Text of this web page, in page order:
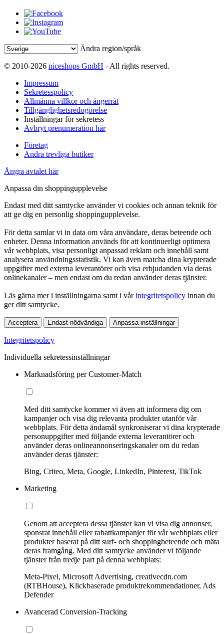
Ändra region/språk
© 2010-2026 niceshops GmbH - All rights reserved.
Impressum
Sekretesspolicy
Allmänna villkor och ångerrät
Tillgänglighetsredogörelse
Inställningar för sekretess
Avbryt prenumeration här
Företag
Andra trevliga butiker
Ångra avtalet här
Anpassa din shoppingupplevelse
Endast med ditt samtycke använder vi cookies och annan teknik för
att ge dig en personlig shoppingupplevelse.
För detta samlar vi in data om våra användare, deras beteende och
enheter. Denna information används för att kontinuerligt optimera
vår webbplats, visa personligt anpassad reklam och innehåll samt
analysera användningsstatistik. Vi kan även matcha dina krypterade
uppgifter med externa leverantörer och visa erbjudanden via deras
onlinekanaler – men endast om du redan använder deras tjänster.
Läs gärna mer i inställningarna samt i vårintegritetspolicy innan du
ger ditt samtycke.
Acceptera Endast nödvändiga Anpassa inställningar
Integritetspolicy
Individuella sekretessinställningar
Marknadsföring per Customer-Match
Med ditt samtycke kommer vi även att informera dig om
kampanjer och visa dig relevanta produkter utanför vår
webbplats. För detta ändamål synkroniserar vi dina krypterade
personuppgifter med följande externa leverantörer och
använder deras onlineannonseringskanaler om du redan
använder deras tjänster:
Bing, Criteo, Meta, Google, LinkedIn, Pinterest, TikTok
Marketing
Genom att acceptera dessa tjänster kan vi visa dig annonser,
sponsrat innehåll eller rabattkampanjer för vår webbplats eller
produkter baserat på ditt surf- och shoppingbeteende och mäta
deras framgång. Med ditt samtycke använder vi följande
tjänster från tredje part på denna webbplats:
Meta-Pixel, Microsoft Advertising, creativecdn.com
(RTBHouse), Klickbaserade produktrekommendationer, Ads
Defender
Avancerad Conversion-Tracking